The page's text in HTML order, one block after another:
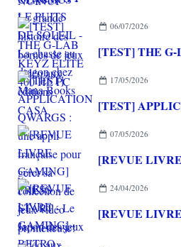
06/07/2026
17/05/2026
07/05/2026
24/04/2026